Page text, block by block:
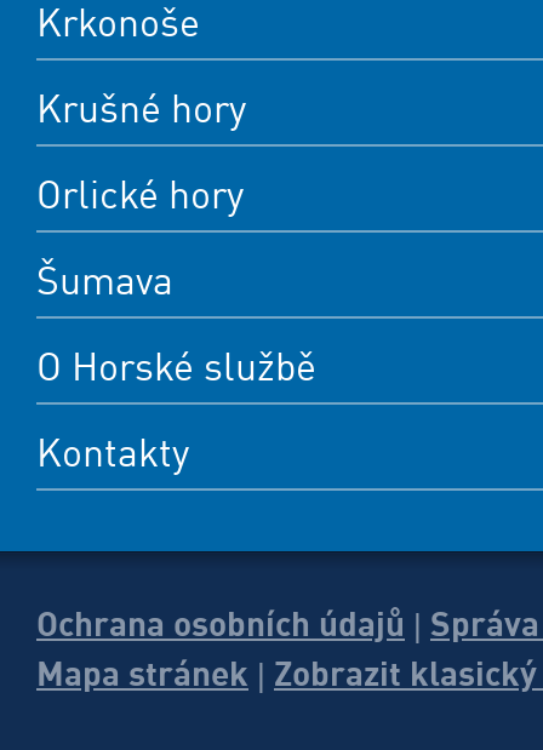
Krkonoše
Krušné hory
Orlické hory
Šumava
O Horské službě
Kontakty
Ochrana osobních údajů
Mapa stránek
Zobrazit